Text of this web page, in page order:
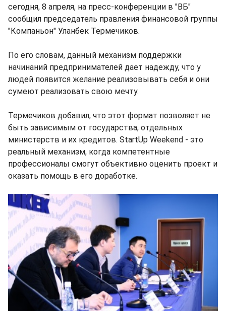
сегодня, 8 апреля, на пресс-конференции в "ВБ"
сообщил председатель правления финансовой группы
"Компаньон" Уланбек Термечиков.
По его словам, данный механизм поддержки
начинаний предпринимателей дает надежду, что у
людей появится желание реализовывать себя и они
сумеют реализовать свою мечту.
Термечиков добавил, что этот формат позволяет не
быть зависимым от государства, отдельных
министерств и их кредитов. StartUp Weekend - это
реальный механизм, когда компетентные
профессионалы смогут объективно оценить проект и
оказать помощь в его доработке.